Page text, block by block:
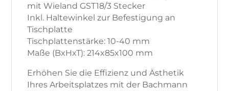
mit Wieland GST18/3 Stecker
Inkl. Haltewinkel zur Befestigung an
Tischplatte
Tischplattenstärke: 10-40 mm
Maße (BxHxT): 214x85x100 mm
Erhöhen Sie die Effizienz und Ästhetik
Ihres Arbeitsplatzes mit der Bachmann